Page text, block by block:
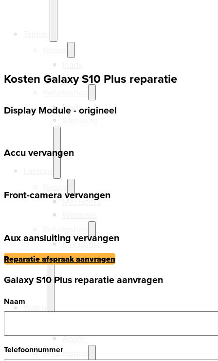
Samsung
Ipads
MacBooks
MacBooks
Windows
Watch
Apple
Refurbished
Kosten Galaxy S10 Plus reparatie
Display Module - origineel
Accu vervangen
Front-camera vervangen
Aux aansluiting vervangen
Reparatie afspraak aanvragen
Galaxy S10 Plus reparatie aanvragen
Naam
Telefoonnummer